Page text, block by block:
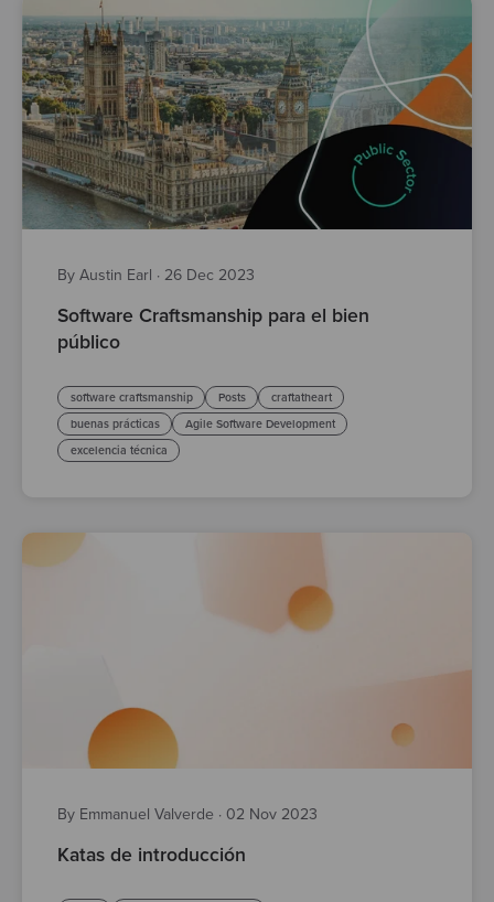
By Austin Earl · 26 Dec 2023
Software Craftsmanship para el bien
público
software craftsmanship Posts
craftatheart
buenas prácticas
Agile Software Development
excelencia técnica
By Emmanuel Valverde · 02 Nov 2023
Katas de introducción